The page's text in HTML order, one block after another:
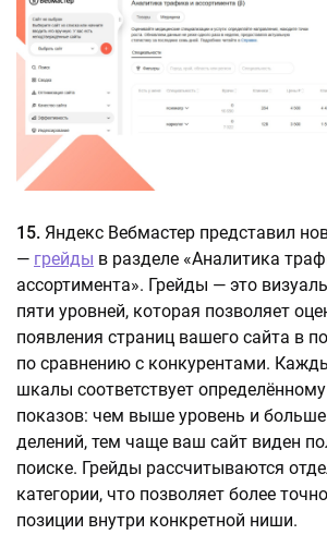
15. Яндекс Вебмастер представил
— грейды в разделе «Аналитика
ассортимента». Грейды — это
пяти уровней, которая позволяет
появления страниц вашего сайта в
по сравнению с конкурентами.
шкалы соответствует
показов: чем выше уровень и
делений, тем чаще ваш сайт виден
поиске. Грейды рассчитываются
категории, что позволяет более
позиции внутри конкретной ниши.